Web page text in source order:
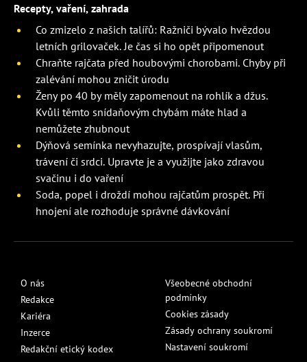
Recepty, vaření, zahrada
Co zmizelo z našich talířů: Ražniči bývalo hvězdou
letních grilovaček. Je čas si ho opět připomenout
Chraňte rajčata před houbovými chorobami. Chyby při
zalévání mohou zničit úrodu
Ženy po 40 by měly zapomenout na rohlík a džus.
Kvůli těmto snídaňovým chybám máte hlad a
nemůžete zhubnout
Dýňová semínka nevyhazujte, prospívají vlasům,
trávení či srdci. Upravte je a využijte jako zdravou
svačinu i do vaření
Soda, popel i droždí mohou rajčatům prospět. Při
hnojení ale rozhoduje správné dávkování
O nás
Redakce
Kariéra
Inzerce
Redakční etický kodex
Všeobecné obchodní
podmínky
Cookies zásady
Zásady ochrany soukromí
Nastavení soukromí